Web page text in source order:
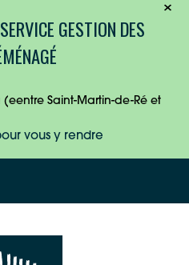
GESTION DES
Saint-Martin-de-Ré et
vous y rendre